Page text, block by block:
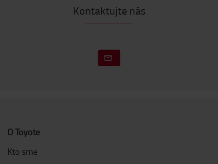
Kontaktujte nás
O Toyote
Kto sme